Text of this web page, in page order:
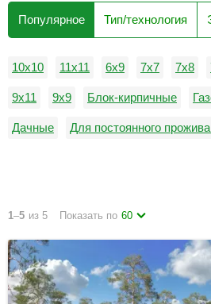
Популярное Тип/технология
10х10 11х11 6х9 7х7 7х8
9х11 9х9 Блок-кирпичные
Дачные Для постоянного
1–5 из 5 Показать по 60